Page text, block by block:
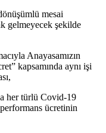
mesai
gelmeyecek şekilde
Anayasamızın
kapsamında aynı işi
her türlü Covid-19
ücretinin